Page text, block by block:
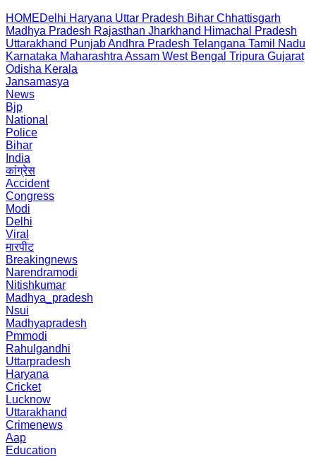
HOMEDelhi Haryana Uttar Pradesh Bihar Chhattisgarh
Madhya Pradesh Rajasthan Jharkhand Himachal Pradesh
Uttarakhand PunjabAndhra Pradesh Telangana Tamil Nadu
Karnataka Maharashtra Assam West Bengal Tripura Gujarat
Odisha Kerala
Jansamasya
News
Bjp
National
Police
Bihar
India
कांग्रेस
Accident
Congress
Modi
Delhi
Viral
मारपीट
Breakingnews
Narendramodi
Nitishkumar
Madhya_pradesh
Nsui
Madhyapradesh
Pmmodi
Rahulgandhi
Uttarpradesh
Haryana
Cricket
Lucknow
Uttarakhand
Crimenews
Aap
Education